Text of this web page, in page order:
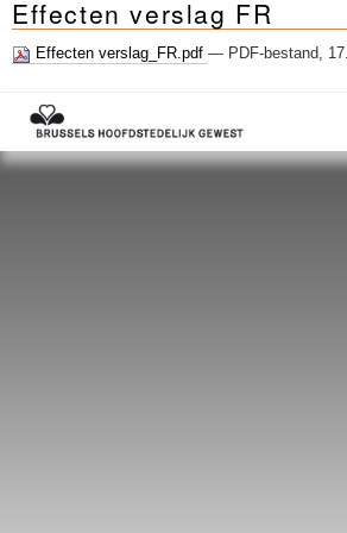
Sleutelwoorden
Stedenbouwkundige inlichtingen
Effecten verslag FR
Effecten verslag_FR.pdf — PDF-bestand,